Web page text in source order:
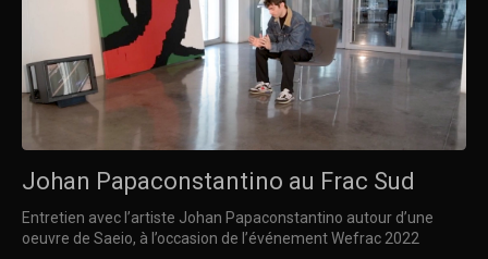
Johan Papaconstantino au Frac Sud
Entretien avec l’artiste Johan Papaconstantino autour d’une
oeuvre de Saeio, à l’occasion de l’événement Wefrac 2022